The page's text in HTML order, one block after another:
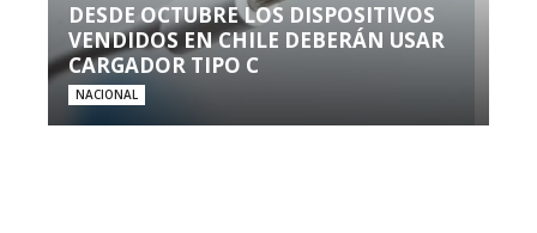
DESDE OCTUBRE LOS DISPOSITIVOS
VENDIDOS EN CHILE DEBERÁN USAR
CARGADOR TIPO C
NACIONAL